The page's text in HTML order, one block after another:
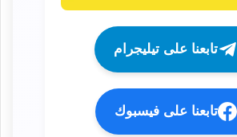
تابعنا على تيليجرام
تابعنا على فيسبوك